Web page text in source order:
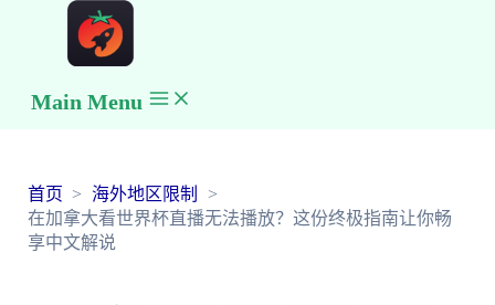
Main Menu
首页
海外地区限制
在加拿大看世界杯直播无法播放？这份终极指南让你畅
享中文解说